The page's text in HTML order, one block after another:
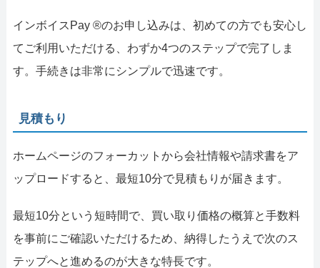
インボイスPay ®のお申し込みは、初めての方でも安心し
てご利用いただける、わずか4つのステップで完了しま
す。手続きは非常にシンプルで迅速です。
見積もり
ホームページのフォーカットから会社情報や請求書をア
ップロードすると、最短10分で見積もりが届きます。
最短10分という短時間で、買い取り価格の概算と手数料
を事前にご確認いただけるため、納得したうえで次のス
テップへと進めるのが大きな特長です。